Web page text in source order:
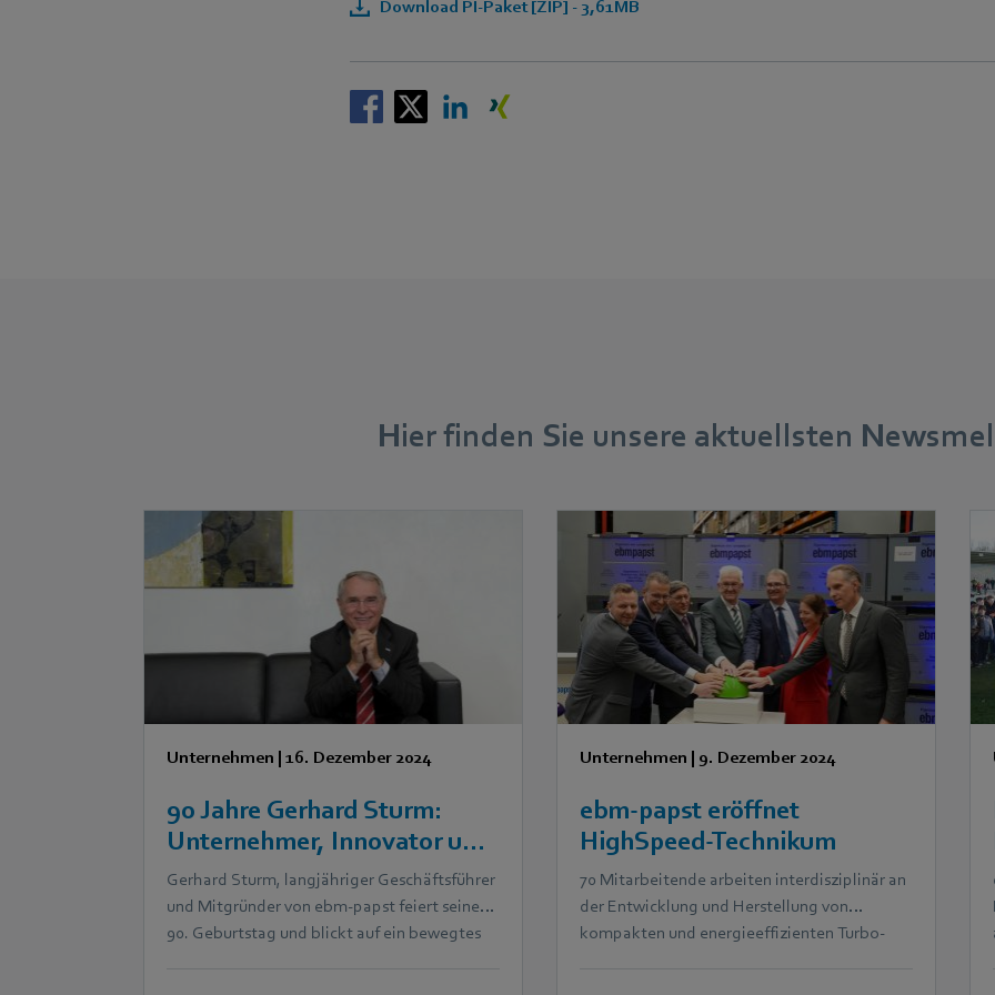
Download PI-Paket [ZIP] - 3,61MB
Hier finden Sie unsere aktuellsten
Unternehmen |16. Dezember 2024
90 Jahre Gerhard Sturm:
Unternehmer, Innovator und
Förderer der Region
Gerhard Sturm, langjähriger Geschäftsführer
und Mitgründer von ebm‑papst feiert seinen
90. Geburtstag und blickt auf ein bewegtes
Unternehmen | 9. Dezember 2024
ebm‑papst eröffnet
HighSpeed-Technikum
70 Mitarbeitende arbeiten interdisziplinär an
der Entwicklung und Herstellung von
kompakten und energieeffizienten Turbo-